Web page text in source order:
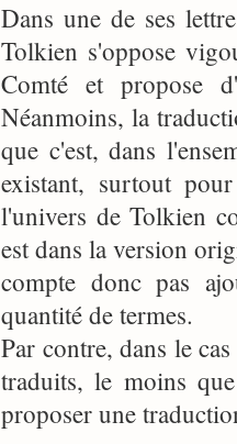
Dans une de ses
Tolkien s'oppose
Comté et propose
Néanmoins, la
que c'est, dans
existant, surtout
l'univers de Tolkien
est dans la version
compte donc pas
quantité de termes.
Par contre, dans le
traduits, le moins
proposer une